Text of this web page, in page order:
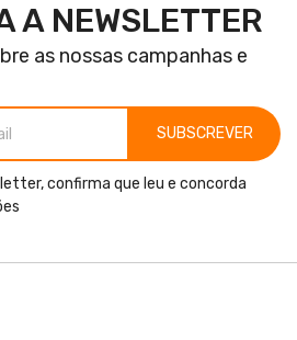
A NEWSLETTER
as nossas campanhas e
SUBSCREVER
confirma que leu e concorda